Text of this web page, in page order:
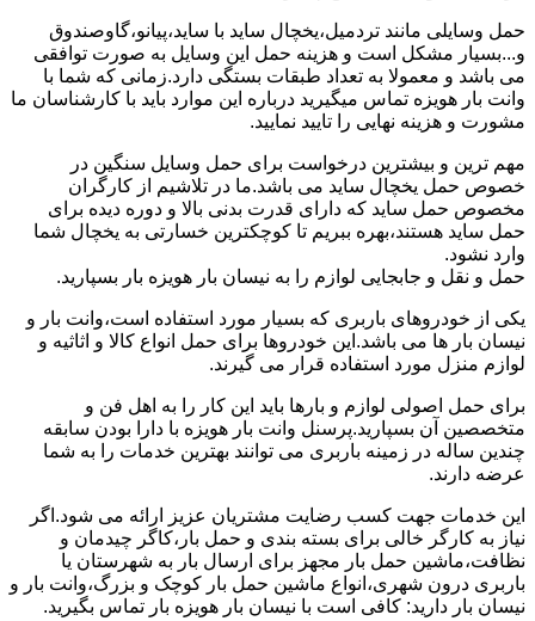
حمل وسایلی مانند تردمیل،یخچال ساید با ساید،پیانو،گاوصندوق
و...بسیار مشکل است و هزینه حمل این وسایل به صورت توافقی
می باشد و معمولا به تعداد طبقات بستگی دارد.زمانی که شما با
وانت بار هویزه تماس میگیرید درباره این موارد باید با کارشناسان ما
مشورت و هزینه نهایی را تایید نمایید.
مهم ترین و بیشترین درخواست برای حمل وسایل سنگین در
خصوص حمل یخچال ساید می باشد.ما در تلاشیم از کارگران
مخصوص حمل ساید که دارای قدرت بدنی بالا و دوره دیده برای
حمل ساید هستند،بهره ببریم تا کوچکترین خسارتی به یخچال شما
وارد نشود.
حمل و نقل و جابجایی لوازم را به نیسان بار هویزه بار بسپارید.
یکی از خودروهای باربری که بسیار مورد استفاده است،وانت بار و
نیسان بار ها می باشد.این خودروها برای حمل انواع کالا و اثاثیه و
لوازم منزل مورد استفاده قرار می گیرند.
برای حمل اصولی لوازم و بارها باید این کار را به اهل فن و
متخصصین آن بسپارید.پرسنل وانت بار هویزه با دارا بودن سابقه
چندین ساله در زمینه باربری می توانند بهترین خدمات را به شما
عرضه دارند.
این خدمات جهت کسب رضایت مشتریان عزیز ارائه می شود.اگر
نیاز به کارگر خالی برای بسته بندی و حمل بار،کاگر چیدمان و
نظافت،ماشین حمل بار مجهز برای ارسال بار به شهرستان یا
باربری درون شهری،انواع ماشین حمل بار کوچک و بزرگ،وانت بار و
نیسان بار دارید: کافی است با نیسان بار هویزه بار تماس بگیرید.